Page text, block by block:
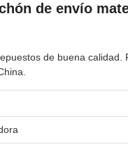
de envío
de buena calidad.